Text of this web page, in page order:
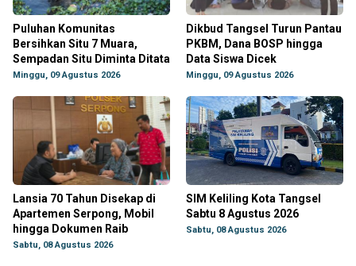
Puluhan Komunitas
Bersihkan Situ 7 Muara,
Sempadan Situ Diminta Ditata
Minggu, 09 Agustus 2026
Dikbud Tangsel Turun Pantau
PKBM, Dana BOSP hingga
Data Siswa Dicek
Minggu, 09 Agustus 2026
Lansia 70 Tahun Disekap di
Apartemen Serpong, Mobil
hingga Dokumen Raib
Sabtu, 08 Agustus 2026
SIM Keliling Kota Tangsel
Sabtu 8 Agustus 2026
Sabtu, 08 Agustus 2026